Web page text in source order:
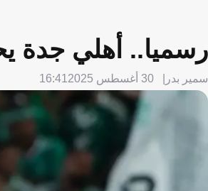
رسميا.. أهلي جدة
سمير بدر 30 أغسطس 2025 16:41